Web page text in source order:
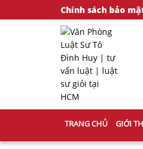
Chính sách bảo
TRANG CHỦ GIỚI